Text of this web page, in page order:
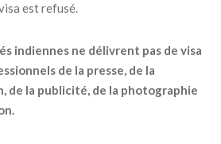
est refusé.
indiennes ne délivrent pas de visa
de la presse, de la
de la publicité, de la photographie